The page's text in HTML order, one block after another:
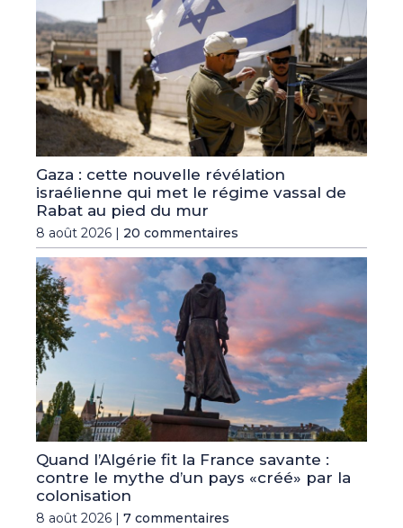
Gaza : cette nouvelle révélation
israélienne qui met le régime vassal de
Rabat au pied du mur
8 août 2026 | 20 commentaires
Quand l’Algérie fit la France savante :
contre le mythe d’un pays «créé» par la
colonisation
8 août 2026 | 7 commentaires